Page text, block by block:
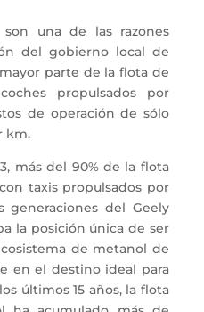
son una de las razones
del gobierno local de
parte de la flota de
propulsados por
de operación de sólo
km.
más del 90% de la flota
taxis propulsados por
generaciones del Geely
la posición única de ser
de metanol de
en el destino ideal para
últimos 15 años, la flota